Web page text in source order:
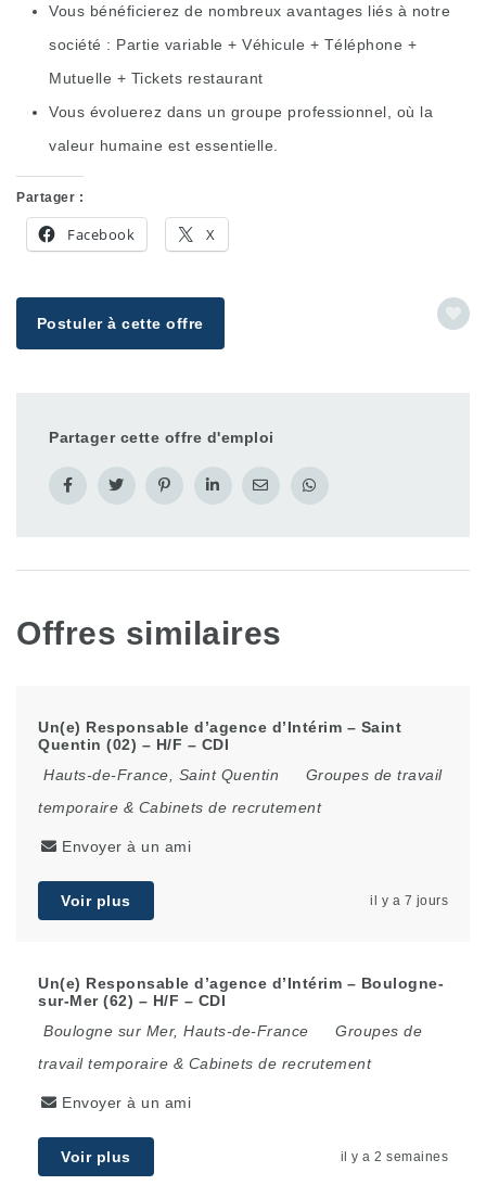
Vous bénéficierez de nombreux avantages liés à notre
société : Partie variable + Véhicule + Téléphone +
Mutuelle + Tickets restaurant
Vous évoluerez dans un groupe professionnel, où la
valeur humaine est essentielle.
Partager :
Facebook X
Postuler à cette offre
Partager cette offre d'emploi
Offres similaires
Un(e) Responsable d’agence d’Intérim – Saint
Quentin (02) – H/F – CDI
Hauts-de-France
Saint Quentin
Groupes de travail
temporaire & Cabinets de recrutement
Envoyer à un ami
Voir plus il y a 7 jours
Un(e) Responsable d’agence d’Intérim – Boulogne-
sur-Mer (62) – H/F – CDI
Boulogne sur Mer, Hauts-de-France
Groupes de
travail temporaire & Cabinets de recrutement
Envoyer à un ami
Voir plus il y a 2 semaines